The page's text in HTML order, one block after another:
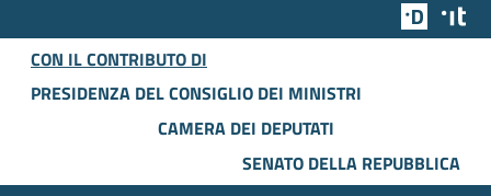
Team
CON IL CONTRIBUTO DI
PRESIDENZA DEL CONSIGLIO DEI MINISTRI
CAMERA DEI DEPUTATI
SENATO DELLA REPUBBLICA